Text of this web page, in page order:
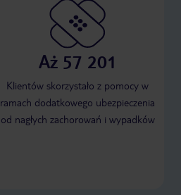
Aż 57 201
Klientów skorzystało z pomocy w
ramach dodatkowego ubezpieczenia
od nagłych zachorowań i wypadków